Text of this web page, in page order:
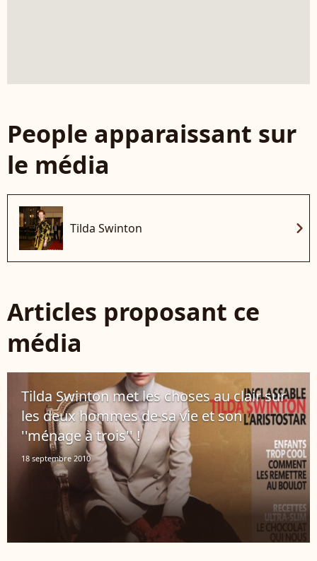
People apparaissant sur
le média
Tilda Swinton chevron_right
Articles proposant ce
média
Tilda Swinton met les choses au clair sur
les deux hommes de sa vie et son
''ménage à trois'' !
18 septembre 2010